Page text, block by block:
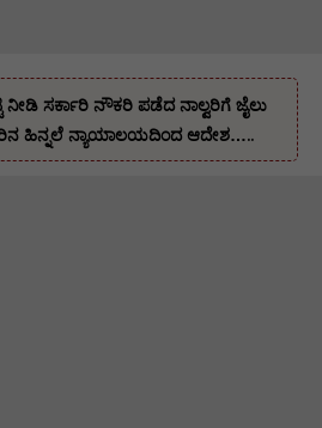
ಸರ್ಕಾರಿ ನೌಕರಿ ಪಡೆದ ನಾಲ್ವರಿಗೆ ಜೈಲು
ಹಿನ್ನಲೆ ನ್ಯಾಯಾಲಯದಿಂದ ಆದೇಶ…..